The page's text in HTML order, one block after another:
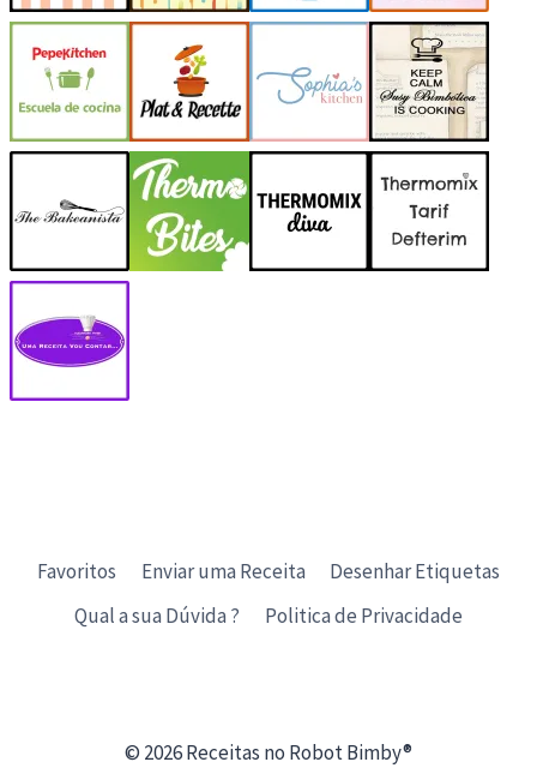
Favoritos Enviar uma Receita
Desenhar Etiquetas
Qual a sua Dúvida ?
Politica de Privacidade
© 2026 Receitas no Robot Bimby®